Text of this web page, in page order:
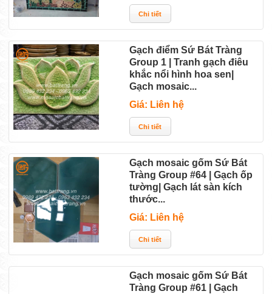
Gạch điểm Sứ Bát Tràng
Group 1 | Tranh gạch điêu
khắc nổi hình hoa sen|
Gạch mosaic...
Giá: Liên hệ
Gạch mosaic gốm Sứ Bát
Tràng Group #64 | Gạch ốp
tường| Gạch lát sàn kích
thước...
Giá: Liên hệ
Gạch mosaic gốm Sứ Bát
Tràng Group #61 | Gạch